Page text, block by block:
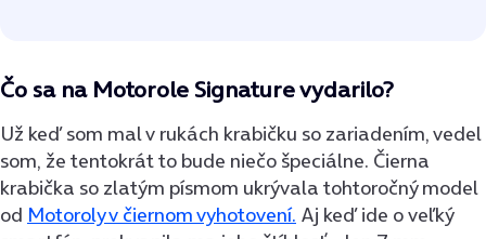
Čo sa na Motorole Signature vydarilo?
Už keď som mal v rukách krabičku so zariadením, vedel
som, že tentokrát to bude niečo špeciálne. Čierna
krabička so zlatým písmom ukrývala tohtoročný model
od Motoroly v čiernom vyhotovení. Aj keď ide o veľký